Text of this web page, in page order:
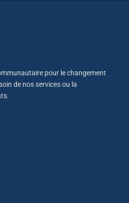
pour le changement
de nos services ou la